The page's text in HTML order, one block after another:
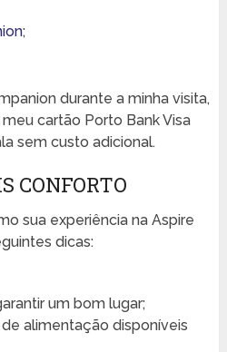
;
durante a minha visita,
cartão Porto Bank Visa
sem custo adicional.
CONFORTO
sua experiência na Aspire
dicas:
um bom lugar;
alimentação disponíveis